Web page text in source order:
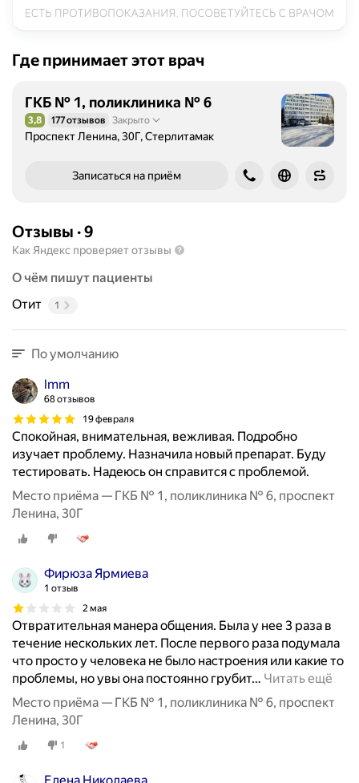
Где принимает этот врач
ГКБ № 1, поликлиника № 6
Рейтинг 3,8 из 5
3,8 177 отзывов Закрыто
Проспект Ленина, 30Г, Стерлитамак
Записаться на приём
Отзывы ·9
Как Яндекс проверяет отзывы
О чём пишут пациенты
Отит
1
По умолчанию
lmm
68 отзывов
19 февраля
Спокойная, внимательная, вежливая. Подробно
изучает проблему. Назначила новый препарат. Буду
тестировать. Надеюсь он справится с проблемой.
Место приёма — ГКБ № 1, поликлиника № 6, проспект
Ленина, 30Г
Фирюза Ярмиева
1 отзыв
2 мая
Отвратительная манера общения. Была у нее 3 раза в
течение нескольких лет. После первого раза подумала
что просто у человека не было настроения или какие то
проблемы, но увы она постоянно грубит… Читать ещё
Место приёма — ГКБ № 1, поликлиника № 6, проспект
Ленина, 30Г
1